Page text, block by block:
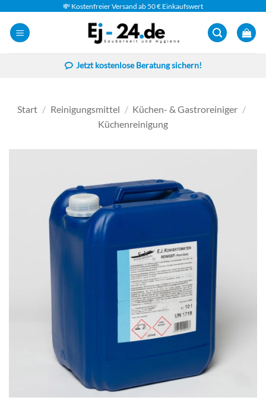
Inhalt
springen
💸 Kostenfreier Versand ab 50 € Einkaufswert
Jetzt kostenlose Beratung sichern!
Start / Reinigungsmittel / Küchen- & Gastroreiniger /
Küchenreinigung